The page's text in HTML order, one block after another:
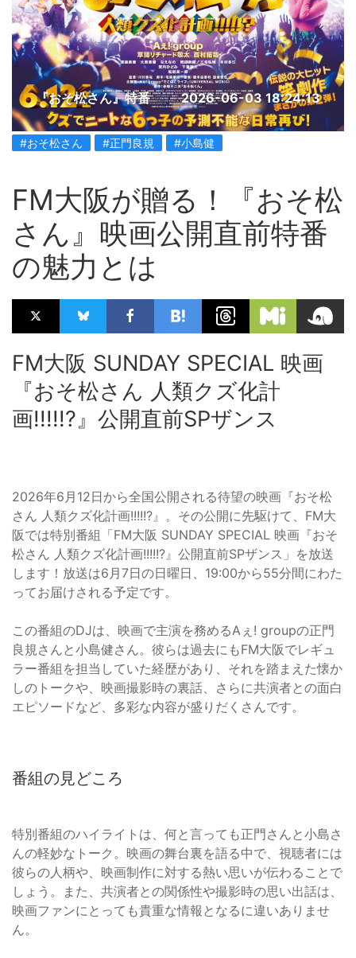
『おそ松さん』特番 2026-06-03 18:24:13
#おそ松さん #正門良規 #小島健
FM大阪が贈る！『おそ松
さん』映画公開直前特番
の魅力とは
FM大阪 SUNDAY SPECIAL 映画
『おそ松さん 人類クズ化計
画!!!!!?』公開直前SPザンス
2026年6月12日から全国公開される待望の映画『おそ松
さん 人類クズ化計画!!!!!?』。その公開に先駆けて、FM大
阪では特別番組「FM大阪 SUNDAY SPECIAL 映画『おそ
松さん 人類クズ化計画!!!!!?』公開直前SPザンス」を放送
します！放送は6月7日の日曜日、19:00から55分間にわた
ってお届けされる予定です。
この番組のDJは、映画で主演を務めるAぇ! groupの正門
良規さんと小島健さん。彼らは過去にもFM大阪でレギュ
ラー番組を担当していた経歴があり、それを踏まえた懐か
しのトークや、映画撮影時の裏話、さらに共演者との面白
エピソードなど、多彩な内容が盛りだくさんです。
番組の見どころ
特別番組のハイライトは、何と言っても正門さんと小島さ
んの軽妙なトーク。映画の舞台裏を語る中で、視聴者には
彼らの人柄や、映画制作に対する熱い思いが伝わることで
しょう。また、共演者との関係性や撮影時の思い出話は、
映画ファンにとっても貴重な情報となるに違いありませ
ん。